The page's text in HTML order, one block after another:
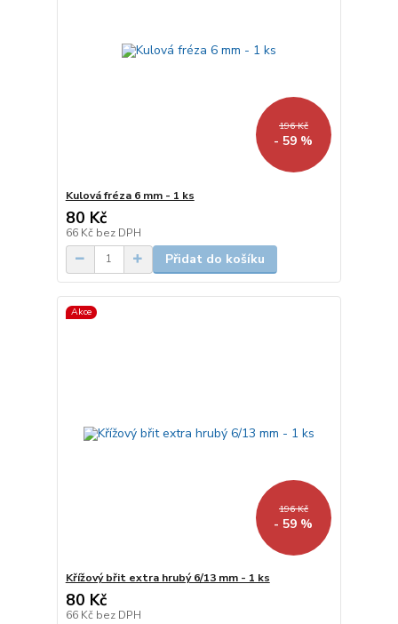
196 Kč
- 59 %
Kulová fréza 6 mm - 1 ks
80 Kč
66 Kč bez DPH
Přidat do košíku
Akce
196 Kč
- 59 %
Křížový břit extra hrubý 6/13 mm - 1 ks
80 Kč
66 Kč bez DPH